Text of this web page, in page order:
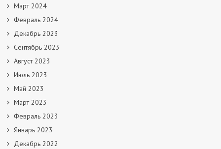
Март 2024
Февраль 2024
Декабрь 2023
Сентябрь 2023
Август 2023
Июль 2023
Май 2023
Март 2023
Февраль 2023
Январь 2023
Декабрь 2022